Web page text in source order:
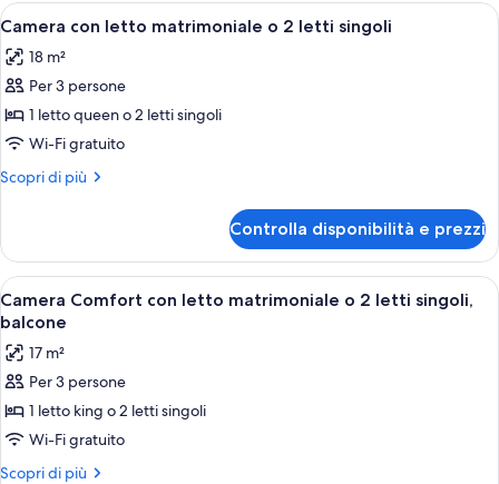
Apri
tutte
le
foto
per
Camera
con
letto
o
letti
singoli
Una camera d'albergo con un letto,
4
Camera con letto matrimoniale o 2 letti singoli
18 m²
Per 3 persone
1 letto queen o 2 letti singoli
Wi-Fi gratuito
Scopri di più
Altri
con
letto
matrimoniale
o
letti
singoli
Controlla disponibilità e prezzi
Apri
tutte
le
foto
per
Camera
Comfort
con
Una camera da letto ordinata con
6
Camera Comfort con letto matrimoniale o 2 letti singoli,
balcone
17 m²
Per 3 persone
1 letto king o 2 letti singoli
Wi-Fi gratuito
Scopri di più
Altri